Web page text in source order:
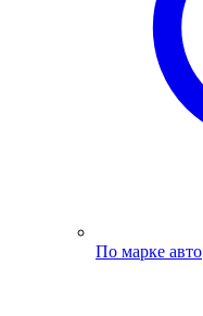
По марке авто